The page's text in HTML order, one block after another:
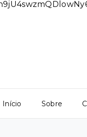
Início Sobre